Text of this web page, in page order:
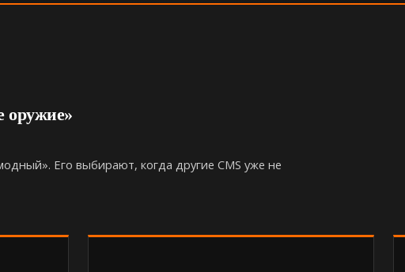
оружие»
Его выбирают, когда другие CMS уже не